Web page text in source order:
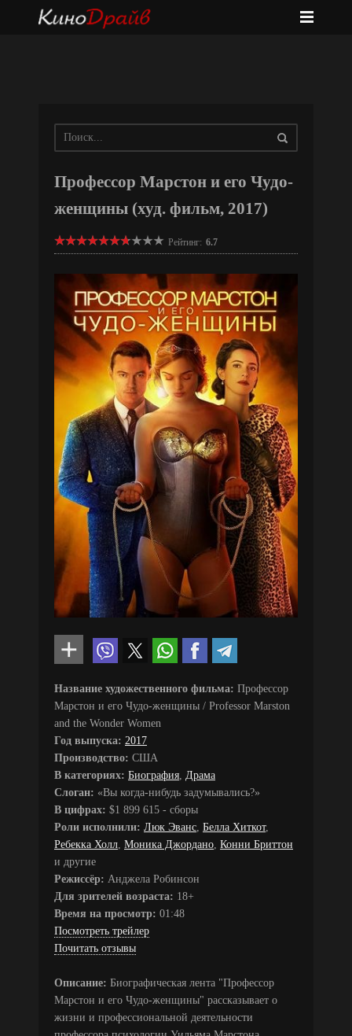
Профессор Марстон и его Чудо-
женщины (худ. фильм, 2017)
Рейтинг: 6.7
Название художественного фильма: Профессор
Марстон и его Чудо-женщины / Professor Marston
and the Wonder Women
Год выпуска: 2017
Производство: США
В категориях: Биография Драма
Слоган: «Вы когда-нибудь задумывались?»
В цифрах: $1 899 615 - сборы
Роли исполнили: Люк Эванс Белла Хиткот,
Ребекка Холл Моника Джордано Конни Бриттон
и другие
Режиссёр: Анджела Робинсон
Для зрителей возраста: 18+
Время на просмотр: 01:48
Посмотреть трейлер
Почитать отзывы
Описание: Биографическая лента "Профессор
Марстон и его Чудо-женщины" рассказывает о
жизни и профессиональной деятельности